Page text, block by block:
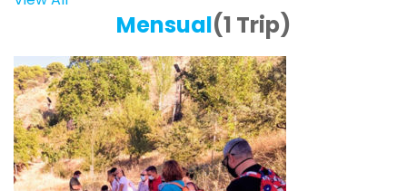
Mensual(1 Trip)